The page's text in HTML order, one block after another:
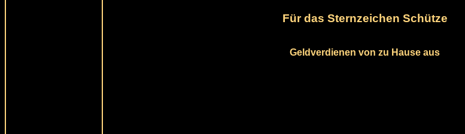
Für das Sternzeichen Schütze
Geldverdienen von zu Hause aus